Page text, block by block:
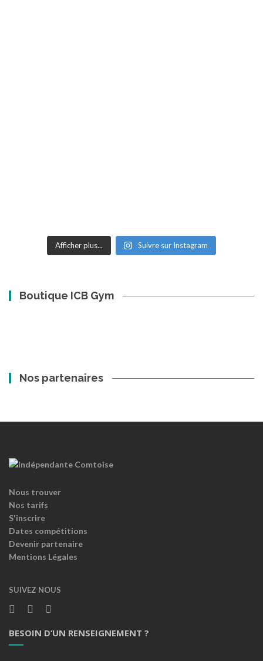
Afficher plus... Suivre sur Instagram
Boutique ICB Gym
Nos partenaires
Nous trouver
Nos tarifs
S'inscrire
Dates compétitions
Devenir partenaire
Mentions Légales
SUIVEZ NOUS
BESOIN D’UN RENSEIGNEMENT ?